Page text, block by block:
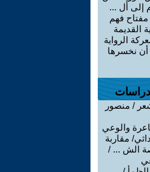
إلى أل ...
فهم
القديمة
الرواية
أن نخسرها
24 شعر / منصور
والوعي
مقاربة
الش ... /